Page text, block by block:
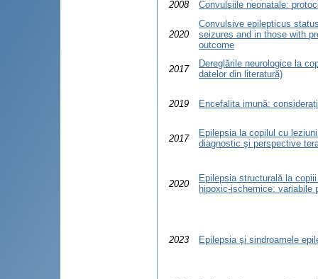
2008 Convulsiile neonatale:
2020
Convulsive epilepticus
seizures and in those with
outcome
2017
Dereglările neurologice la
datelor din literatură)
2019 Encefalita imună:
2017
Epilepsia la copilul cu
diagnostic şi perspective
2020
Epilepsia structurală la
hipoxic-ischemice: variabile
2023 Epilepsia şi sindroamele